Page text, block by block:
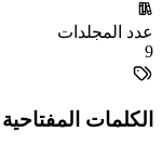
عدد المجلدات
9
الكلمات المفتاحية